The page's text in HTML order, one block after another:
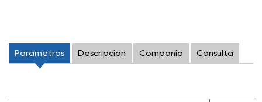
Parámetros Descripción Compañía Consulta